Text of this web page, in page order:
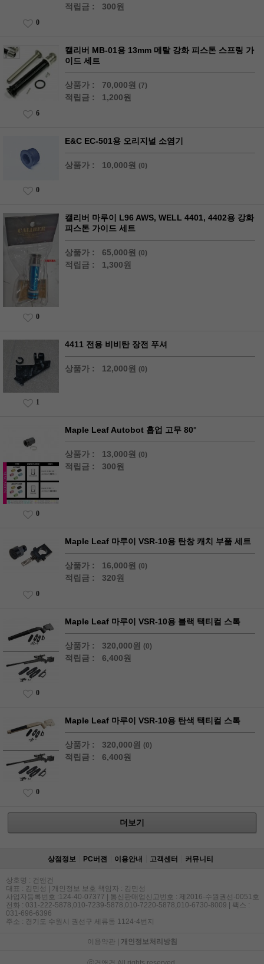
적립금 : 300원
0
캘리버 MB-01용 13mm 메탈 강화 피스톤 스프링 가
이드 세트
상품가 : 70,000원 (7)
적립금 : 1,200원
6
E&C EC-501용 오리지널 소염기
상품가 : 10,000원 (0)
0
캘리버 마루이 L96 AWS, WELL 4401, 4402용 강화
피스톤 가이드 세트
상품가 : 65,000원 (0)
적립금 : 1,300원
0
4411 전용 비비탄 장전 푸셔
상품가 : 12,000원 (0)
1
Maple Leaf Autobot 홉업 고무 80°
상품가 : 13,000원 (0)
적립금 : 300원
0
Maple Leaf 마루이 VSR-10용 탄창 캐치 부품 세트
상품가 : 16,000원 (0)
적립금 : 320원
0
Maple Leaf 마루이 VSR-10용 블랙 택티컬 스톡
상품가 : 320,000원 (0)
적립금 : 6,400원
0
Maple Leaf 마루이 VSR-10용 탄색 택티컬 스톡
상품가 : 320,000원 (0)
적립금 : 6,400원
0
더보기
상점정보 PC버젼 이용안내 고객센터 커뮤니티
상호명 : 건앤건
대표 : 김민성 | 개인정보 보호 책임자 : 김민성
사업자등록번호 :124-40-07377 | 통신판매업신고번호 : 제2016-수원권선-0051호
전화 : 031-222-5878,010-7239-5878,010-7220-5878,010-6730-8009 | 팩스 :
031-696-6396
주소 : 경기도 수원시 권선구 세류동 1124-4번지
이용약관 개인정보처리방침